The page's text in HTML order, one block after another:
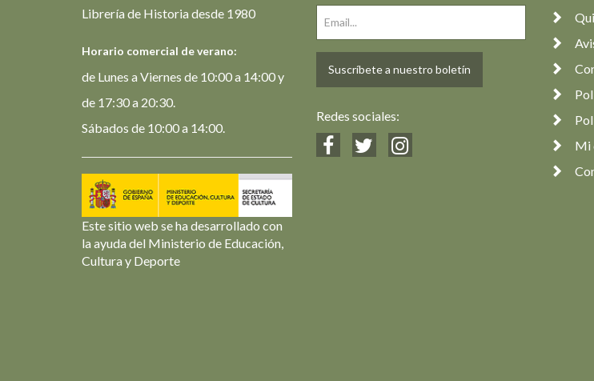
Librería de Historia desde 1980
Horario comercial de verano:
de Lunes a Viernes de 10:00 a 14:00 y
de 17:30 a 20:30.
Sábados de 10:00 a 14:00.
Este sitio web se ha desarrollado con
la ayuda del Ministerio de Educación,
Cultura y Deporte
Suscríbete a nuestro boletín
Redes sociales:
Mi